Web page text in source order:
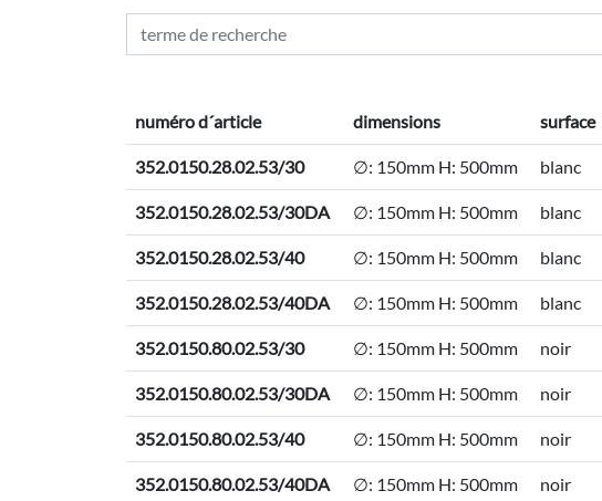
numéro d´article dimensions surface
352.0150.28.02.53/30 ∅: 150mm H: 500mm blanc
352.0150.28.02.53/30DA ∅: 150mm H: 500mm blanc
352.0150.28.02.53/40 ∅: 150mm H: 500mm blanc
352.0150.28.02.53/40DA ∅: 150mm H: 500mm blanc
352.0150.80.02.53/30 ∅: 150mm H: 500mm noir
352.0150.80.02.53/30DA ∅: 150mm H: 500mm noir
352.0150.80.02.53/40 ∅: 150mm H: 500mm noir
352.0150.80.02.53/40DA ∅: 150mm H: 500mm noir